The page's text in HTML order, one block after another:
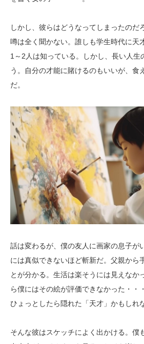
しかし、彼らはどうなってしまったのだ
噂は全く聞かない。誰しも学生時代に天
1～2人は知っている。しかし、長い人生
う。自分の才能に賭けるのもいいが、食
だ。
話は変わるが、僕の友人に画家の息子が
には真似できないほど斬新だ。父親から
とが分かる。生活は楽そうには見えなか
ら僕にはその絵が評価できなかった・・
ひょっとしたら隠れた「天才」かもしれ
そんな彼はスケッチによく出かける。僕